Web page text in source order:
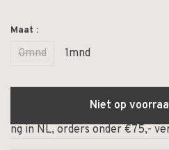
Maat :
0mnd 1mnd
Niet op
in NL, orders onder €75,-